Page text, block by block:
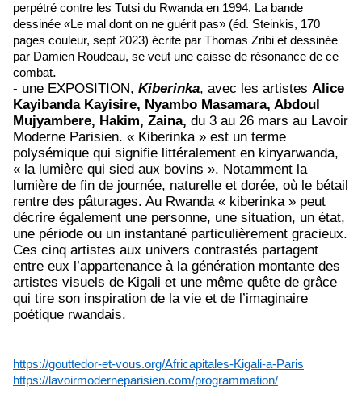
perpétré contre les Tutsi du Rwanda en 1994. La bande
dessinée «Le mal dont on ne guérit pas» (éd. Steinkis, 170
pages couleur, sept 2023) écrite par Thomas Zribi et dessinée
par Damien Roudeau, se veut une caisse de résonance de ce
combat.
- une EXPOSITION, Kiberinka, avec les artistes Alice
Kayibanda Kayisire, Nyambo Masamara, Abdoul
Mujyambere, Hakim, Zaina, du 3 au 26 mars au Lavoir
Moderne Parisien. « Kiberinka » est un terme
polysémique qui signifie littéralement en kinyarwanda,
« la lumière qui sied aux bovins ». Notamment la
lumière de fin de journée, naturelle et dorée, où le bétail
rentre des pâturages. Au Rwanda « kiberinka » peut
décrire également une personne, une situation, un état,
une période ou un instantané particulièrement gracieux.
Ces cinq artistes aux univers contrastés partagent
entre eux l’appartenance à la génération montante des
artistes visuels de Kigali et une même quête de grâce
qui tire son inspiration de la vie et de l’imaginaire
poétique rwandais.
https://gouttedor-et-vous.org/Africapitales-Kigali-a-Paris
https://lavoirmoderneparisien.com/programmation/